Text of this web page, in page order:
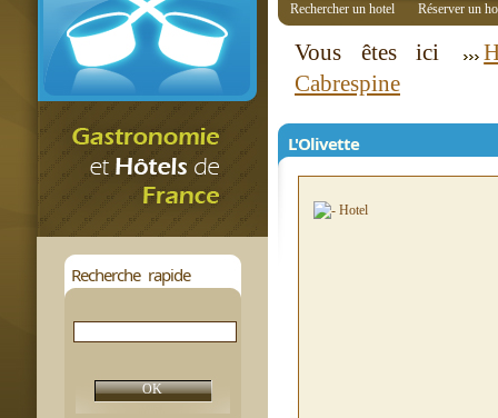
Recherche rapide
Rechercher un hotel Réserver un
Vous êtes ici
Cabrespine
L'Olivette